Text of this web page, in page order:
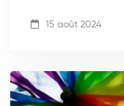
15 août 2024